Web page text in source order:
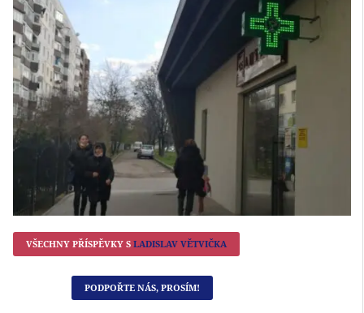
VŠECHNY PŘÍSPĚVKY S LADISLAV VĚTVIČKA
PODPOŘTE NÁS, PROSÍM!